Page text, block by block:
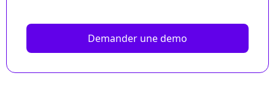
Demander une demo